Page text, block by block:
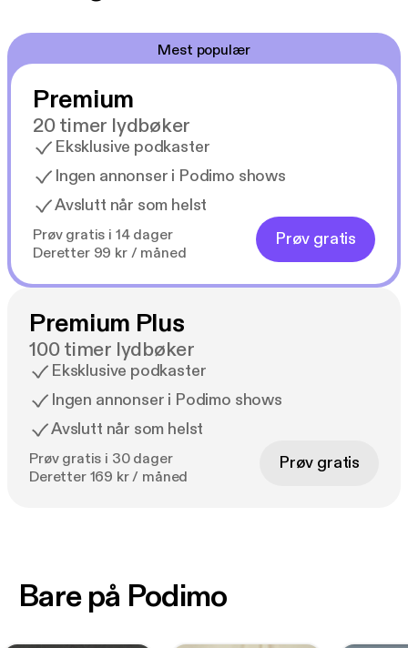
Mest populær
Premium
20 timer lydbøker
Eksklusive podkaster
Ingen annonser i Podimo shows
Avslutt når som helst
Prøv gratis i 14 dager
Deretter 99 kr / måned
Prøv gratis
Premium Plus
100 timer lydbøker
Eksklusive podkaster
Ingen annonser i Podimo shows
Avslutt når som helst
Prøv gratis i 30 dager
Deretter 169 kr / måned
Prøv gratis
Bare på Podimo